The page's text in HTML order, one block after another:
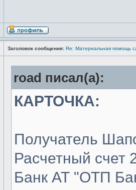
Заголовок сообщения: Re: Материальная помощь
road писал(а):
КАРТОЧКА:
Получатель
Расчетный счет
Банк АТ "ОТП